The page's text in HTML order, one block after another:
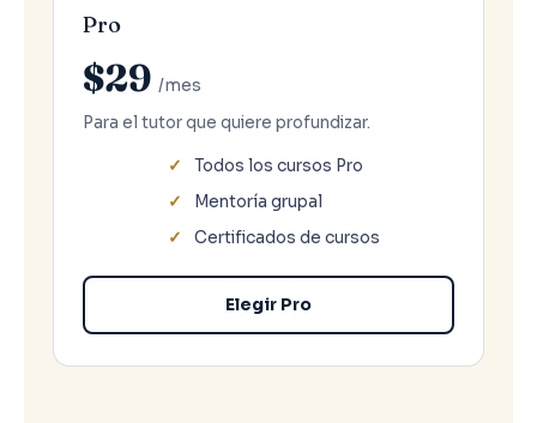
Pro
$29 /mes
Para el tutor que quiere profundizar.
Todos los cursos Pro
Mentoría grupal
Certificados de cursos
Elegir Pro